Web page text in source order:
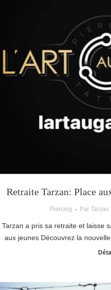
Retraite Tarzan: Place
Piercing Par Tarzan
Tarzan a pris sa retraite et laisse
aux jeunes Découvrez la